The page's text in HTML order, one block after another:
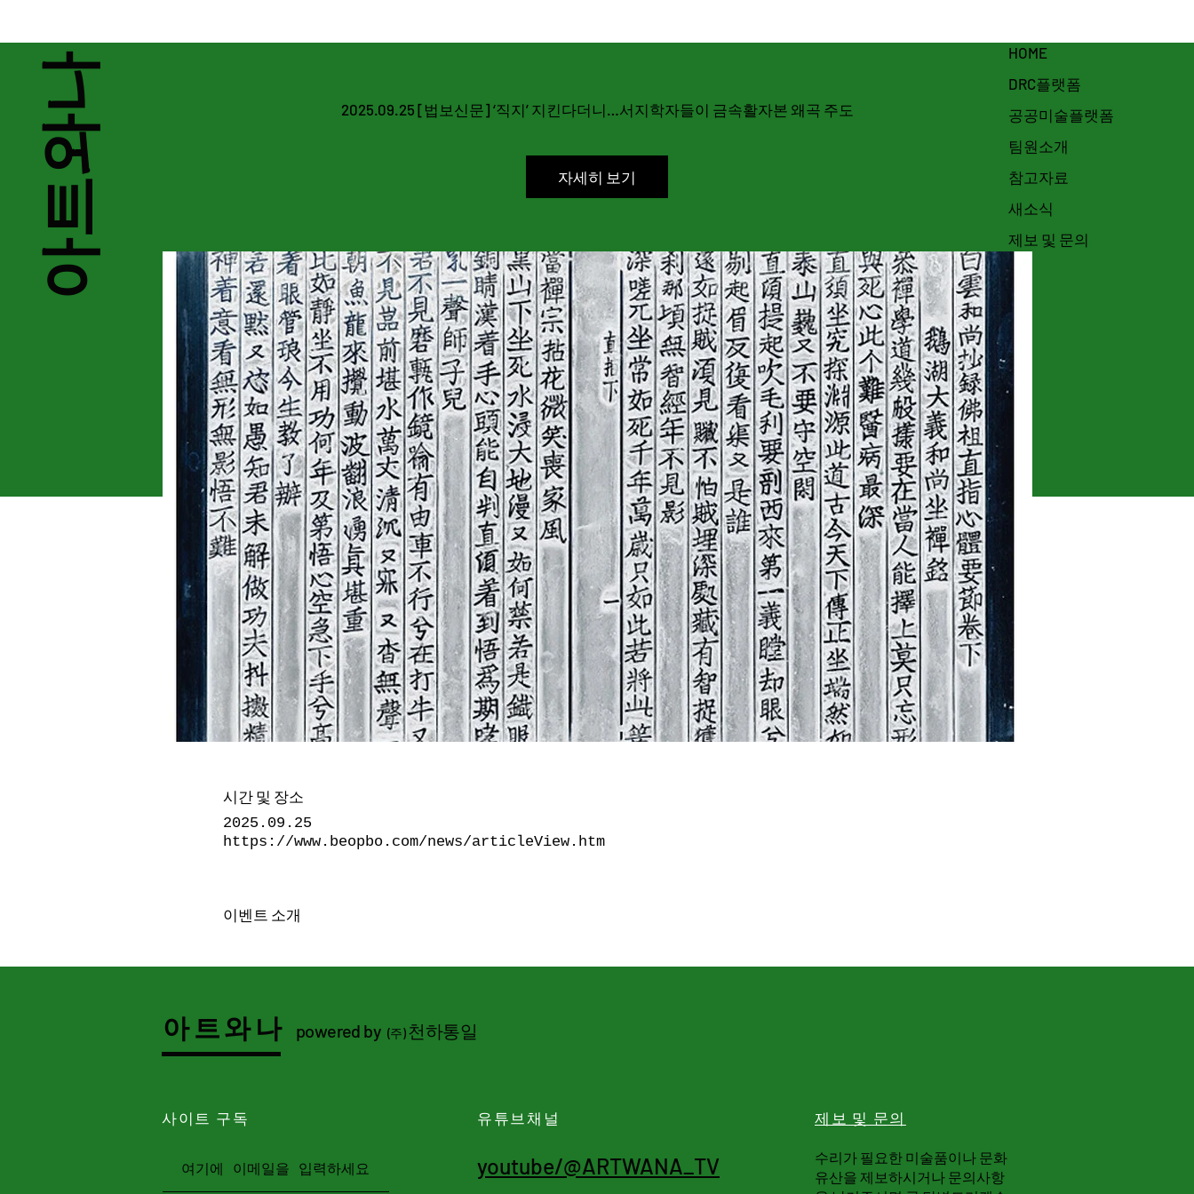
아트와나
HOME
DRC플랫폼
공공미술플랫폼
팀원소개
참고자료
새소식
제보 및 문의
2025.09.25 [법보신문] ‘직지’ 지킨다더니…서지학자들이 금속활자본 왜곡 주도
자세히 보기
시간 및 장소
2025.09.25
https://www.beopbo.com/news/articleView.htm
이벤트 소개
아트와나 powered by (주)천하통일
사이트 구독 유튜브채널
youtube/@ARTWANA_TV
제보 및 문의
​수리가 필요한 미술품이나 문화
유산을 제보하시거나 문의사항